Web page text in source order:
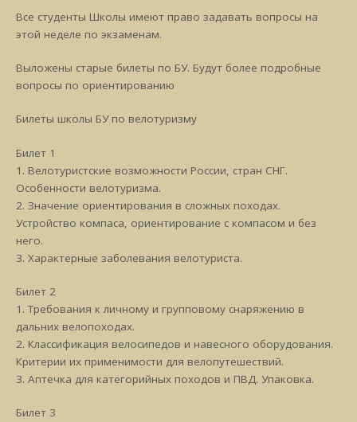
Все студенты Школы имеют право задавать вопросы на
этой неделе по экзаменам.
Выложены старые билеты по БУ. Будут более подробные
вопросы по ориентированию
Билеты школы БУ по велотуризму
Билет 1
1. Велотуристские возможности России, стран СНГ.
Особенности велотуризма.
2. Значение ориентирования в сложных походах.
Устройство компаса, ориентирование с компасом и без
него.
3. Характерные заболевания велотуриста.
Билет 2
1. Требования к личному и групповому снаряжению в
дальних велопоходах.
2. Классификация велосипедов и навесного оборудования.
Критерии их применимости для велопутешествий.
3. Аптечка для категорийных походов и ПВД. Упаковка.
Билет 3